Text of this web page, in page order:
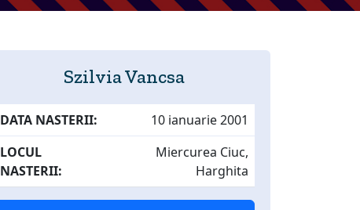
Szilvia Vancsa
DATA NASTERII:
10 ianuarie 2001
LOCUL
NASTERII:
Miercurea Ciuc,
Harghita